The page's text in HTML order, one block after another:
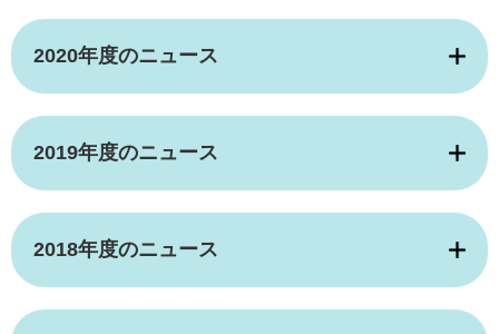
2020年度のニュース
2019年度のニュース
2018年度のニュース